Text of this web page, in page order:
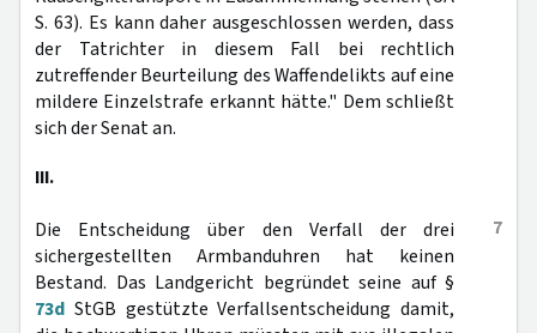
S. 63). Es kann daher ausgeschlossen werden, dass
der Tatrichter in diesem Fall bei rechtlich
zutreffender Beurteilung des Waffendelikts auf eine
mildere Einzelstrafe erkannt hätte." Dem schließt
sich der Senat an.
III.
7
Die Entscheidung über den Verfall der drei
sichergestellten Armbanduhren hat keinen
Bestand. Das Landgericht begründet seine auf §
73d StGB gestützte Verfallsentscheidung damit,